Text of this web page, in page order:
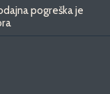
pogreška je